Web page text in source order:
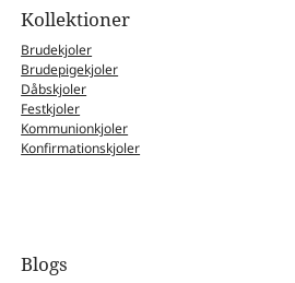
Kollektioner
Brudekjoler
Brudepigekjoler
Dåbskjoler
Festkjoler
Kommunionkjoler
Konfirmationskjoler
Blogs